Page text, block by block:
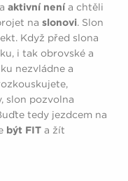
aktivní nenía chtěli
na slonovi. Slon
Když před slona
i tak obrovské a
nezvládne a
slon pozvolna
tedy jezdcem na
být FIT a žít